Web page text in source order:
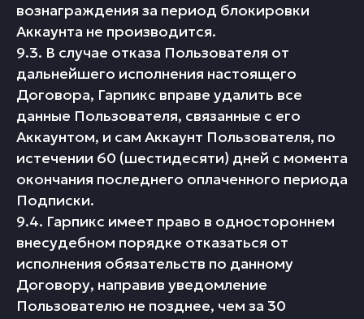
вознаграждения за период блокировки
Аккаунта не производится.
9.3. В случае отказа Пользователя от
дальнейшего исполнения настоящего
Договора, Гарпикс вправе удалить все
данные Пользователя, связанные с его
Аккаунтом, и сам Аккаунт Пользователя, по
истечении 60 (шестидесяти) дней с момента
окончания последнего оплаченного периода
Подписки.
9.4. Гарпикс имеет право в одностороннем
внесудебном порядке отказаться от
исполнения обязательств по данному
Договору, направив уведомление
Пользователю не позднее, чем за 30